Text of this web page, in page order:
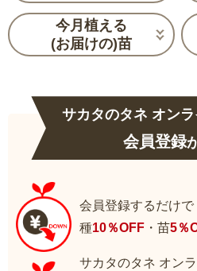
今月植える
(お届けの)苗
サカタのタネ オン
会員登録
会員登録するだけで
種10％OFF ・苗5％
サカタのタネ オン